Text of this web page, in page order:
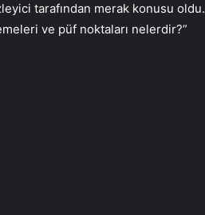
tarafından merak konusu oldu.
ve püf noktaları nelerdir?”